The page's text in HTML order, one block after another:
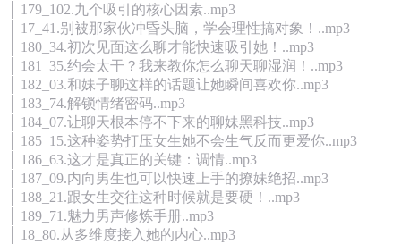
│ 179_102.九个吸引的核心因素..mp3
│ 17_41.别被那家伙冲昏头脑，学会理性搞对象！..mp3
│ 180_34.初次见面这么聊才能快速吸引她！..mp3
│ 181_35.约会太干？我来教你怎么聊天聊湿润！..mp3
│ 182_03.和妹子聊这样的话题让她瞬间喜欢你..mp3
│ 183_74.解锁情绪密码..mp3
│ 184_07.让聊天根本停不下来的聊妹黑科技..mp3
│ 185_15.这种姿势打压女生她不会生气反而更爱你..mp3
│ 186_63.这才是真正的关键：调情..mp3
│ 187_09.内向男生也可以快速上手的撩妹绝招..mp3
│ 188_21.跟女生交往这种时候就是要硬！..mp3
│ 189_71.魅力男声修炼手册..mp3
│ 18_80.从多维度接入她的内心..mp3